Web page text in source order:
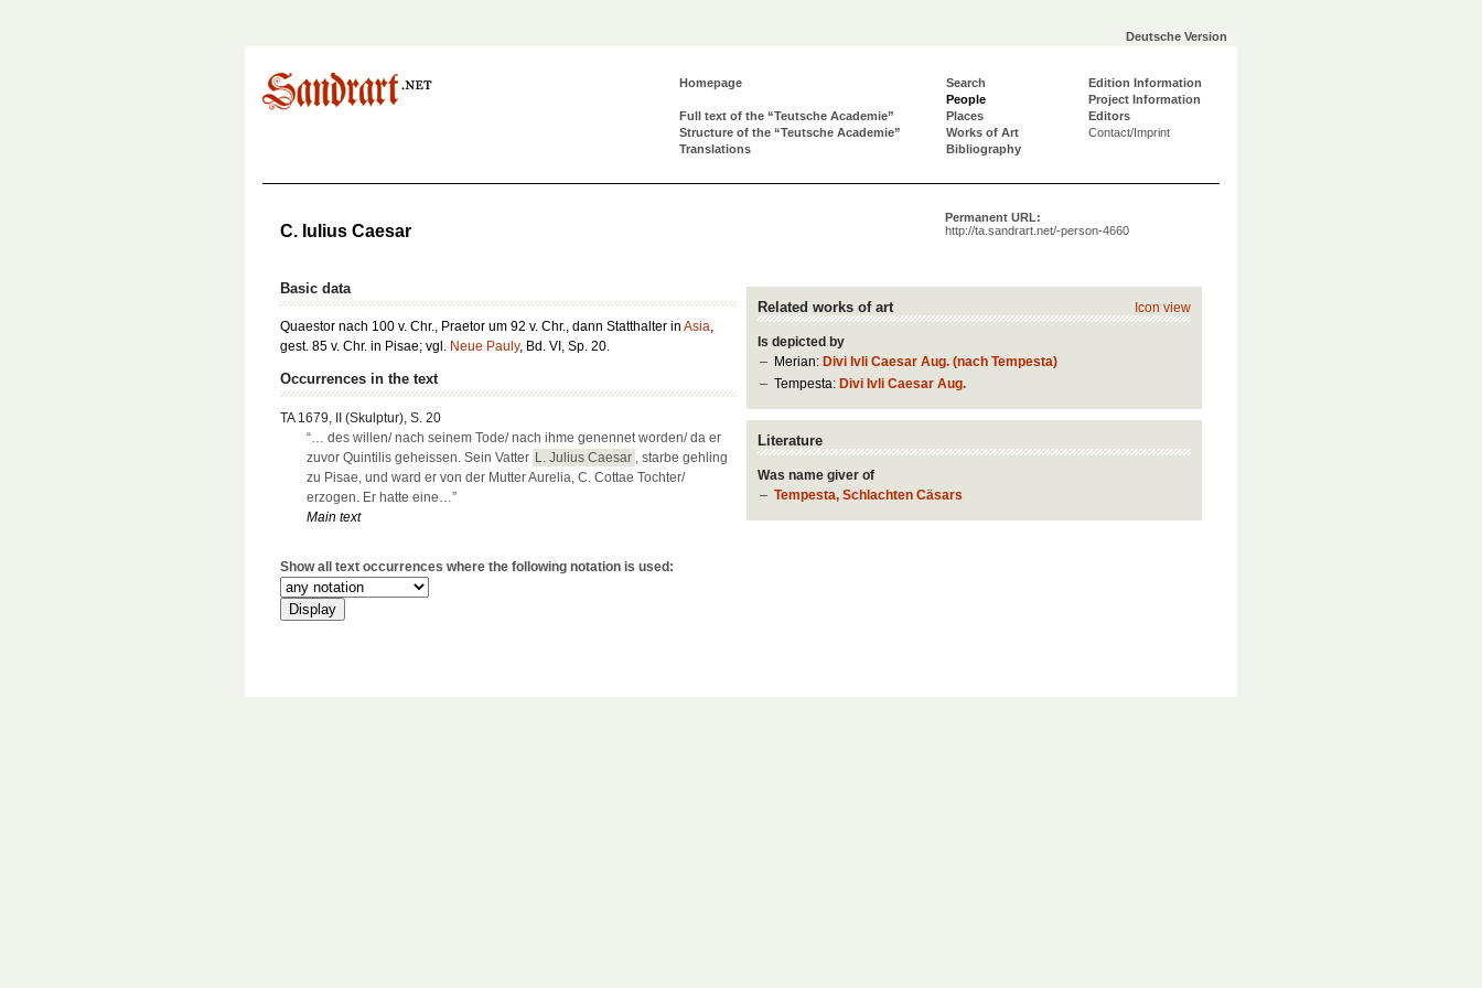
Deutsche Version
Homepage
Full text of the “Teutsche Academie”
Structure of the “Teutsche Academie”
Translations
Search
People
Places
Works of Art
Bibliography
Edition Information
Project Information
Editors
Contact/Imprint
Permanent URL:
http://ta.sandrart.net/-person-4660
C. Iulius Caesar
Icon view
Related works of art
Is depicted by
Merian: Divi Ivli Caesar Aug. (nach Tempesta)
Tempesta: Divi Ivli Caesar Aug.
Literature
Was name giver of
Tempesta, Schlachten Cäsars
Basic data
Quaestor nach 100 v. Chr., Praetor um 92 v. Chr., dann Statthalter in Asia,
gest. 85 v. Chr. in Pisae; vgl. Neue Pauly, Bd. VI, Sp. 20.
Occurrences in the text
TA 1679, II (Skulptur), S. 20
“… des willen/ nach seinem Tode/ nach ihme genennet worden/ da er
zuvor Quintilis geheissen. Sein Vatter L. Julius Caesar , starbe gehling
zu Pisae, und ward er von der Mutter Aurelia, C. Cottae Tochter/
erzogen. Er hatte eine…”
Main text
Show all text occurrences where the following notation is used: